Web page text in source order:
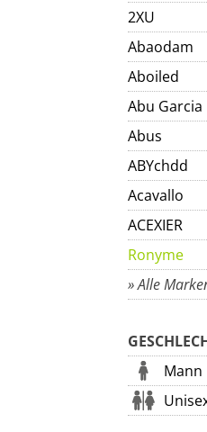
2XU
Abaodam
Aboiled
Abu Garcia
Abus
ABYchdd
Acavallo
ACEXIER
Ronyme
» Alle
Mann